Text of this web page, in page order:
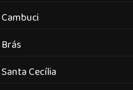
Cambuci
Brás
Santa Cecília